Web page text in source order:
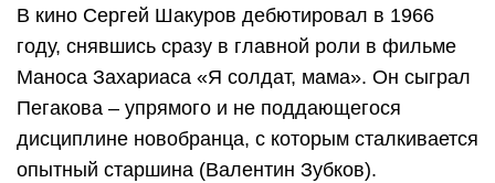
В кино Сергей Шакуров дебютировал в 1966
году, снявшись сразу в главной роли в фильме
Маноса Захариаса «Я солдат, мама». Он сыграл
Пегакова – упрямого и не поддающегося
дисциплине новобранца, с которым сталкивается
опытный старшина (Валентин Зубков).